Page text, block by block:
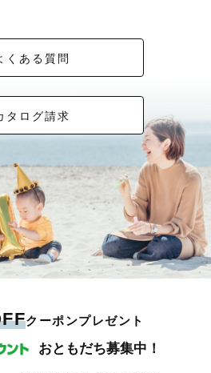
くある質問
タログ請求
クーポンプレゼント
おともだち募集中！